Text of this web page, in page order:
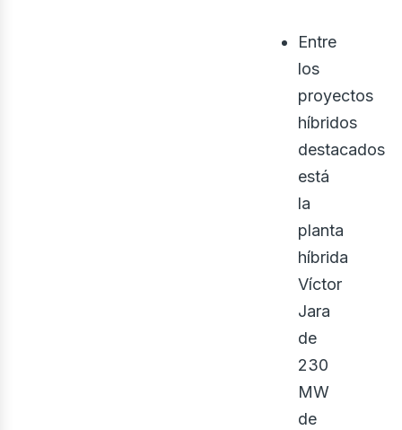
Entre
los
proyectos
híbridos
destacados
está
la
planta
híbrida
Víctor
Jara
de
230
MW
de